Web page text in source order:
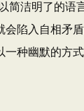
简洁明了的语
陷入自相矛
种幽默的方